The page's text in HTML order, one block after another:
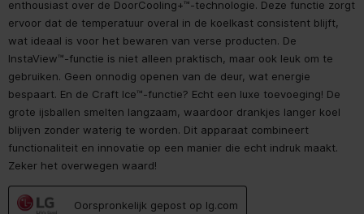
Multi-luchtwegsysteem
(koelkast)
Vers zone compartiment
Automatisch ontdooien
(koelkast)
Koelsysteem
Dynamisch (door de
ventilator ondersteund)
No Frost (koelkast)
enthousiast over de DoorCooling+™-technologie. Deze functie zorgt
ervoor dat de temperatuur overal in de koelkast consistent blijft,
wat ideaal is voor het bewaren van verse producten. De
InstaView™-functie is niet alleen praktisch, maar ook leuk om te
gebruiken. Geen onnodig openen van de deur, wat energie
bespaart. En de Craft Ice™-functie? Echt een luxe toevoeging! De
grote ijsballen smelten langzaam, waardoor drankjes langer koel
blijven zonder waterig te worden. Dit apparaat combineert
functionaliteit en innovatie op een manier die echt indruk maakt.
Zeker het overwegen waard!
Oorspronkelijk gepost op lg.com